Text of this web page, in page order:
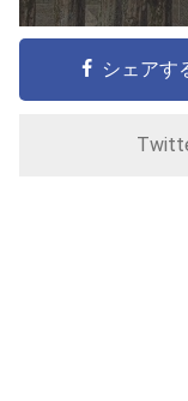
シェアす